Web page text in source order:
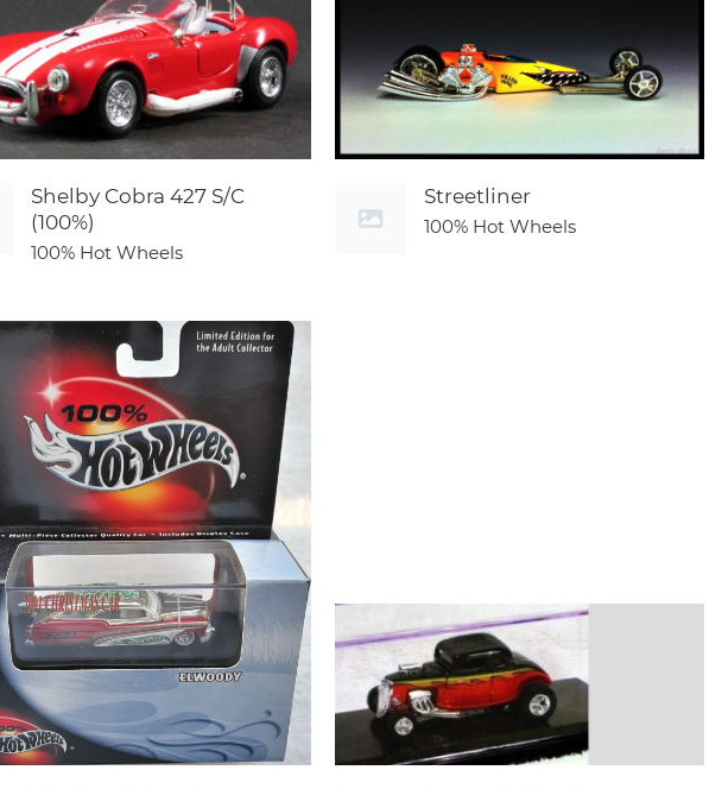
Shelby Cobra 427 S/C
(100%)
100% Hot Wheels
Streetliner
100% Hot Wheels